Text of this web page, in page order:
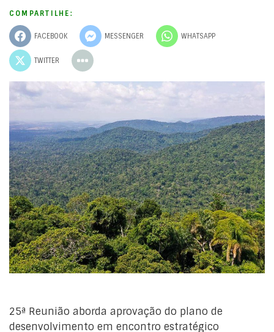
COMPARTILHE:
FACEBOOK MESSENGER WHATSAPP
TWITTER
25ª Reunião aborda aprovação do plano de
desenvolvimento em encontro estratégico